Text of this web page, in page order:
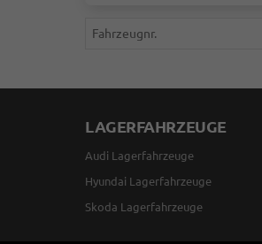
Fahrzeugnr.
LAGERFAHRZEUGE
Audi Lagerfahrzeuge
Hyundai Lagerfahrzeuge
Skoda Lagerfahrzeuge